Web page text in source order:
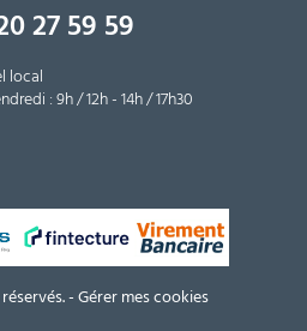
27 59 59
local
: 9h / 12h - 14h / 17h30
-Gérer mes cookies